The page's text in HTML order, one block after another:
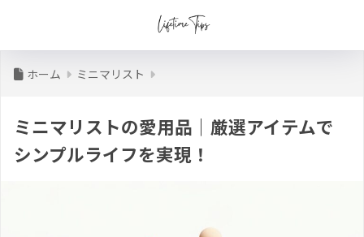
ホーム ミニマリスト
ミニマリストの愛用品｜厳選アイテムで
シンプルライフを実現！